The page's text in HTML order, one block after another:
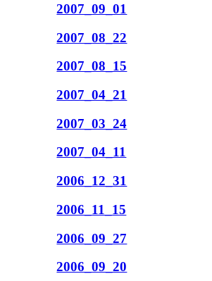
2007_09_01
2007_08_22
2007_08_15
2007_04_21
2007_03_24
2007_04_11
2006_12_31
2006_11_15
2006_09_27
2006_09_20